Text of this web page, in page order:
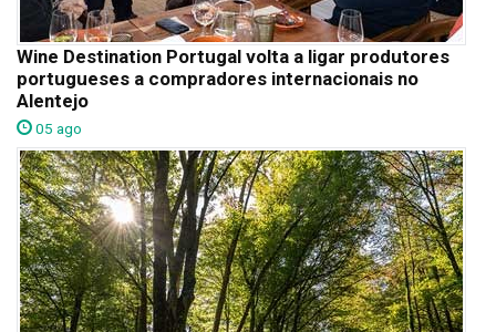
Wine Destination Portugal volta a ligar produtores
portugueses a compradores internacionais no
Alentejo
05 ago